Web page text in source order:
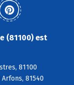
(81100) est
81100
Arfons, 81540